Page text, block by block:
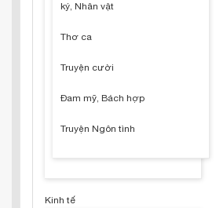
ký, Nhân vật
Thơ ca
Truyện cười
Đam mỹ, Bách hợp
Truyện Ngôn tình
Kinh tế